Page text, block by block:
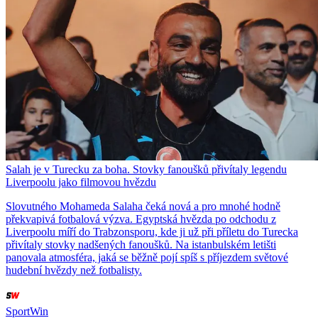
Salah je v Turecku za boha. Stovky fanoušků přivítaly legendu
Liverpoolu jako filmovou hvězdu
Slovutného Mohameda Salaha čeká nová a pro mnohé hodně
překvapivá fotbalová výzva. Egyptská hvězda po odchodu z
Liverpoolu míří do Trabzonsporu, kde ji už při příletu do Turecka
přivítaly stovky nadšených fanoušků. Na istanbulském letišti
panovala atmosféra, jaká se běžně pojí spíš s příjezdem světové
hudební hvězdy než fotbalisty.
SportWin